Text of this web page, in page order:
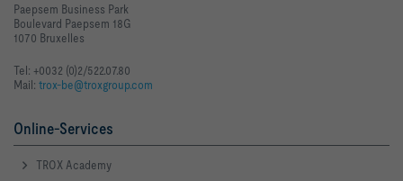
Paepsem Business Park
Boulevard Paepsem 18G
1070 Bruxelles
Tel: +0032 (0)2/522.07.80
Mail: trox-be@troxgroup.com
Online-Services
TROX Academy